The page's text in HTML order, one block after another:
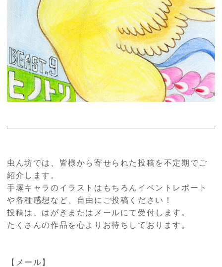
虫ん坊では、皆様から寄せられた投稿を不定期でご
紹介します。
手塚キャラのイラストはもちろんイベントレポート
や各種感想など、自由にご投稿ください！
投稿は、はがきまたはメールにて受付します。
たくさんの作品を心よりお待ちしております。
【メール】